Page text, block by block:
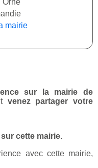
Orne
mairie
sur la mairie de
venez partager votre
cette mairie.
avec cette mairie,